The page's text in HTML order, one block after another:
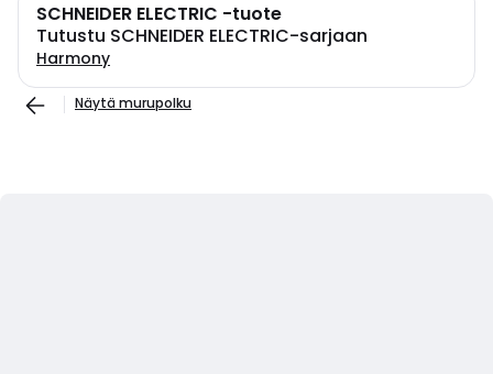
SCHNEIDER ELECTRIC -tuote
Tutustu SCHNEIDER ELECTRIC-sarjaan
Harmony
Näytä murupolku